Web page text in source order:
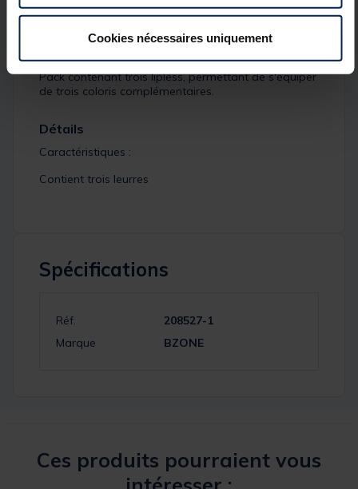
Cookies nécessaires uniquement
Description & détails
Description
Pack contenant trois lipless, permettant de s'équiper
de trois coloris complémentaires.
Détails
Caractéristiques :
Contient trois leurres
Spécifications
Réf.
208527-1
Marque
BZONE
Ces produits pourraient vous